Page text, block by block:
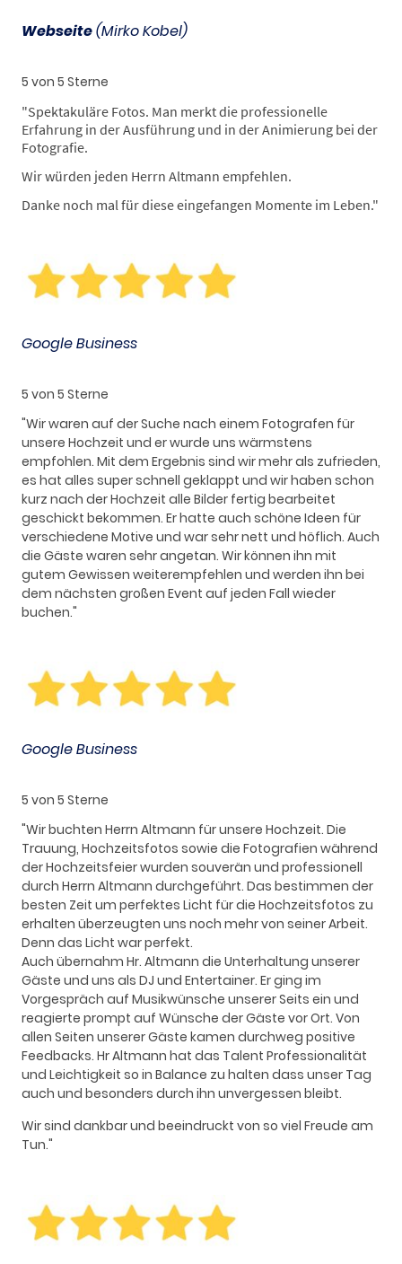
Webseite(Mirko Kobel)
5 von 5 Sterne
"Spektakuläre Fotos. Man merkt die professionelle
Erfahrung in der Ausführung und in der Animierung bei der
Fotografie.
Wir würden jeden Herrn Altmann empfehlen.
Danke noch mal für diese eingefangen Momente im Leben."
Google Business
5 von 5 Sterne
"Wir waren auf der Suche nach einem Fotografen für
unsere Hochzeit und er wurde uns wärmstens
empfohlen. Mit dem Ergebnis sind wir mehr als zufrieden,
es hat alles super schnell geklappt und wir haben schon
kurz nach der Hochzeit alle Bilder fertig bearbeitet
geschickt bekommen. Er hatte auch schöne Ideen für
verschiedene Motive und war sehr nett und höflich. Auch
die Gäste waren sehr angetan. Wir können ihn mit
gutem Gewissen weiterempfehlen und werden ihn bei
dem nächsten großen Event auf jeden Fall wieder
buchen."
Google Business
5 von 5 Sterne
"Wir buchten Herrn Altmann für unsere Hochzeit. Die
Trauung, Hochzeitsfotos sowie die Fotografien während
der Hochzeitsfeier wurden souverän und professionell
durch Herrn Altmann durchgeführt. Das bestimmen der
besten Zeit um perfektes Licht für die Hochzeitsfotos zu
erhalten überzeugten uns noch mehr von seiner Arbeit.
Denn das Licht war perfekt.
Auch übernahm Hr. Altmann die Unterhaltung unserer
Gäste und uns als DJ und Entertainer. Er ging im
Vorgespräch auf Musikwünsche unserer Seits ein und
reagierte prompt auf Wünsche der Gäste vor Ort. Von
allen Seiten unserer Gäste kamen durchweg positive
Feedbacks. Hr Altmann hat das Talent Professionalität
und Leichtigkeit so in Balance zu halten dass unser Tag
auch und besonders durch ihn unvergessen bleibt.
Wir sind dankbar und beeindruckt von so viel Freude am
Tun."